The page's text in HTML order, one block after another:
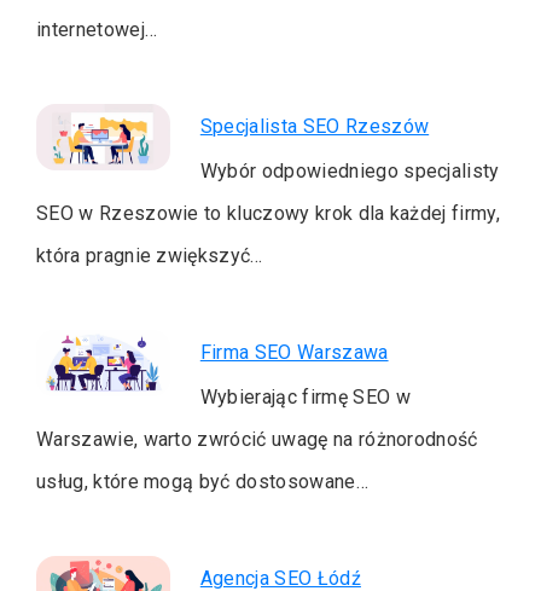
internetowej…
Specjalista SEO Rzeszów
Wybór odpowiedniego specjalisty
SEO w Rzeszowie to kluczowy krok dla każdej firmy,
która pragnie zwiększyć…
Firma SEO Warszawa
Wybierając firmę SEO w
Warszawie, warto zwrócić uwagę na różnorodność
usług, które mogą być dostosowane…
Agencja SEO Łódź